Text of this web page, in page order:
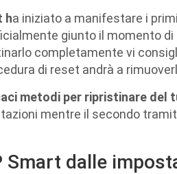
ha iniziato a manifestare i
giunto il momento
completamente vi
di reset andrà a
metodi per ripristinare del
mentre il secondo
Smart dalle